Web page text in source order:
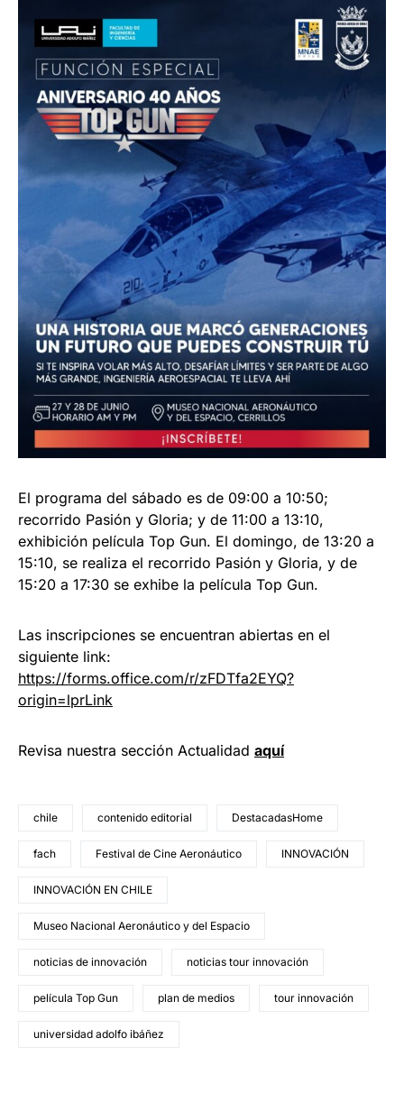
El programa del sábado es de 09:00 a 10:50;
recorrido Pasión y Gloria; y de 11:00 a 13:10,
exhibición película Top Gun. El domingo, de 13:20 a
15:10, se realiza el recorrido Pasión y Gloria, y de
15:20 a 17:30 se exhibe la película Top Gun.
Las inscripciones se encuentran abiertas en el
siguiente link:
https://forms.office.com/r/zFDTfa2EYQ?
origin=lprLink
Revisa nuestra sección Actualidad aquí
chile contenido editorial DestacadasHome
fach Festival de Cine Aeronáutico INNOVACIÓN
INNOVACIÓN EN CHILE
Museo Nacional Aeronáutico y del Espacio
noticias de innovación noticias tour innovación
película Top Gun plan de medios tour innovación
universidad adolfo ibáñez